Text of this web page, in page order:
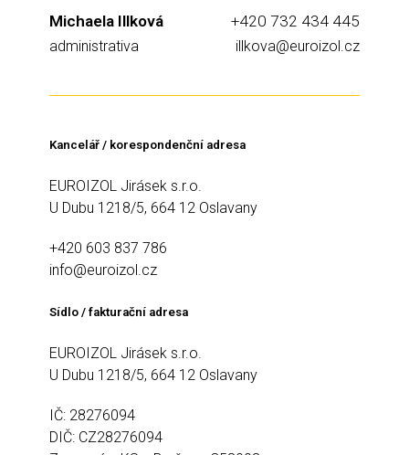
Michaela Illková +420 732 434 445
administrativa illkova@euroizol.cz
Kancelář / korespondenční adresa
EUROIZOL Jirásek s.r.o.
U Dubu 1218/5, 664 12 Oslavany
+420 603 837 786
info@euroizol.cz
Sídlo / fakturační adresa
EUROIZOL Jirásek s.r.o.
U Dubu 1218/5, 664 12 Oslavany
IČ: 28276094
DIČ: CZ28276094